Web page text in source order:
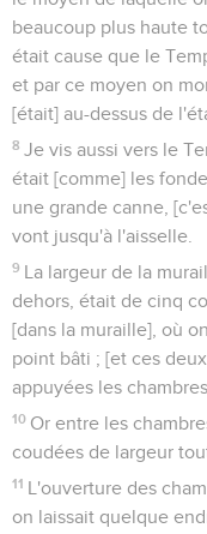
beaucoup plus haute
était cause que le
et par ce moyen on
[était] au-dessus de
8 Je vis aussi vers le
était [comme] les
une grande canne,
vont jusqu'à l'aisselle.
9 La largeur de la
dehors, était de cinq
[dans la muraille], où
point bâti ; [et ces
appuyées les
10 Or entre les
coudées de largeur
11 L'ouverture des
on laissait quelque